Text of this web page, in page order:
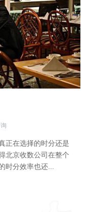
正在选择的时分还是
北京收数公司在整个
时分效率也还...